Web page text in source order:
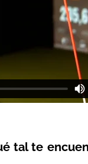
tal te